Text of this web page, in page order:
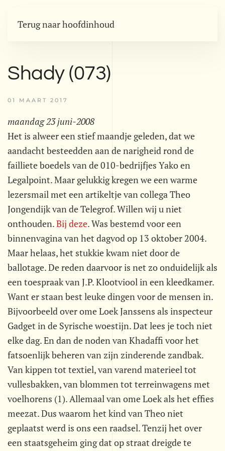
Terug naar hoofdinhoud
Shady (073)
01 MAART 2017
maandag 23 juni-2008
Het is alweer een stief maandje geleden, dat we
aandacht besteedden aan de narigheid rond de
failliete boedels van de 010-bedrijfjes Yako en
Legalpoint. Maar gelukkig kregen we een warme
lezersmail met een artikeltje van collega Theo
Jongendijk van de Telegrof. Willen wij u niet
onthouden.Bij deze. Was bestemd voor een
binnenvagina van het dagvod op 13 oktober 2004.
Maar helaas, het stukkie kwam niet door de
ballotage. De reden daarvoor is net zo onduidelijk als
een toespraak van J.P. Klootviool in een kleedkamer.
Want er staan best leuke dingen voor de mensen in.
Bijvoorbeeld over ome Loek Janssens als inspecteur
Gadget in de Syrische woestijn. Dat lees je toch niet
elke dag. En dan de noden van Khadaffi voor het
fatsoenlijk beheren van zijn zinderende zandbak.
Van kippen tot textiel, van varend materieel tot
vullesbakken, van blommen tot terreinwagens met
voelhorens (1). Allemaal van ome Loek als het effies
meezat. Dus waarom het kind van Theo niet
geplaatst werd is ons een raadsel. Tenzij het over
een staatsgeheim ging dat op straat dreigde te